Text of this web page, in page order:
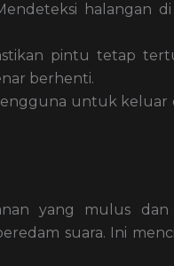
halangan
pintu tetap
berhenti.
untuk keluar
yang mulus
suara. Ini